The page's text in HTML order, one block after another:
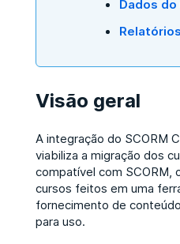
Dados
Visão geral
A integração do SCORM
viabiliza a migração dos
compatível com SCORM,
cursos feitos em uma
fornecimento de
para uso.